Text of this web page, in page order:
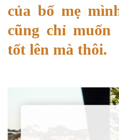
của bố mẹ
cũng chỉ muốn
tốt lên mà thôi.